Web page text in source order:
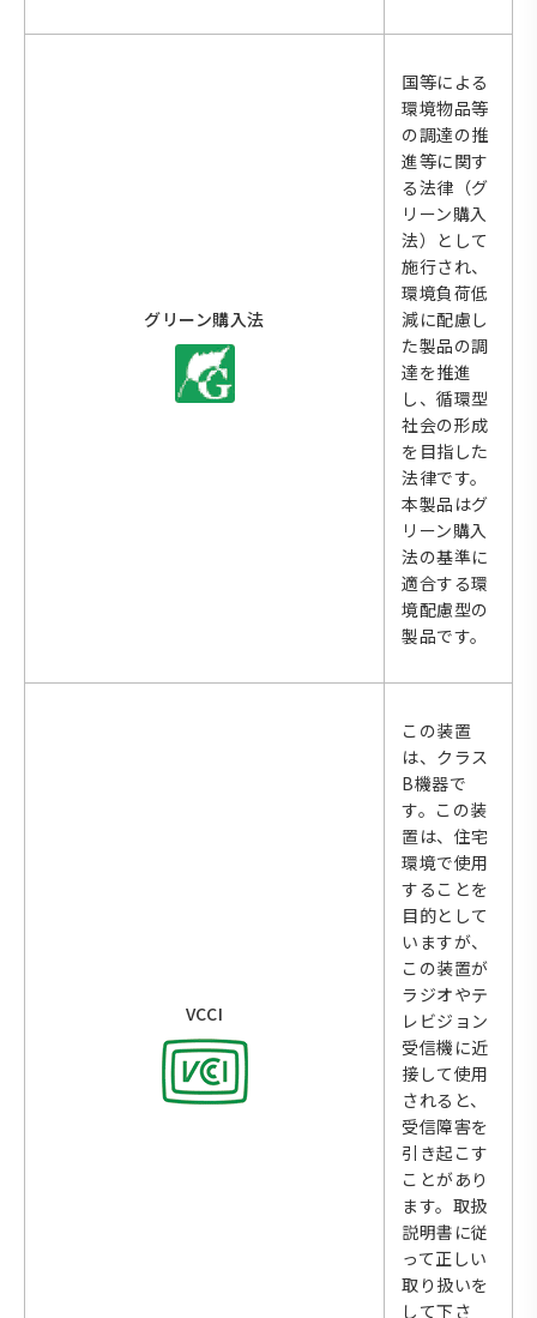
グリーン購入法
国等による
環境物品等
の調達の推
進等に関す
る法律（グ
リーン購入
法）として
施行され、
環境負荷低
減に配慮し
た製品の調
達を推進
し、循環型
社会の形成
を目指した
法律です。
本製品はグ
リーン購入
法の基準に
適合する環
境配慮型の
製品です。
VCCI
この装置
は、クラス
B機器で
す。この装
置は、住宅
環境で使用
することを
目的として
いますが、
この装置が
ラジオやテ
レビジョン
受信機に近
接して使用
されると、
受信障害を
引き起こす
ことがあり
ます。取扱
説明書に従
って正しい
取り扱いを
して下さ